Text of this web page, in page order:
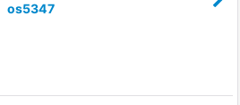
os5347